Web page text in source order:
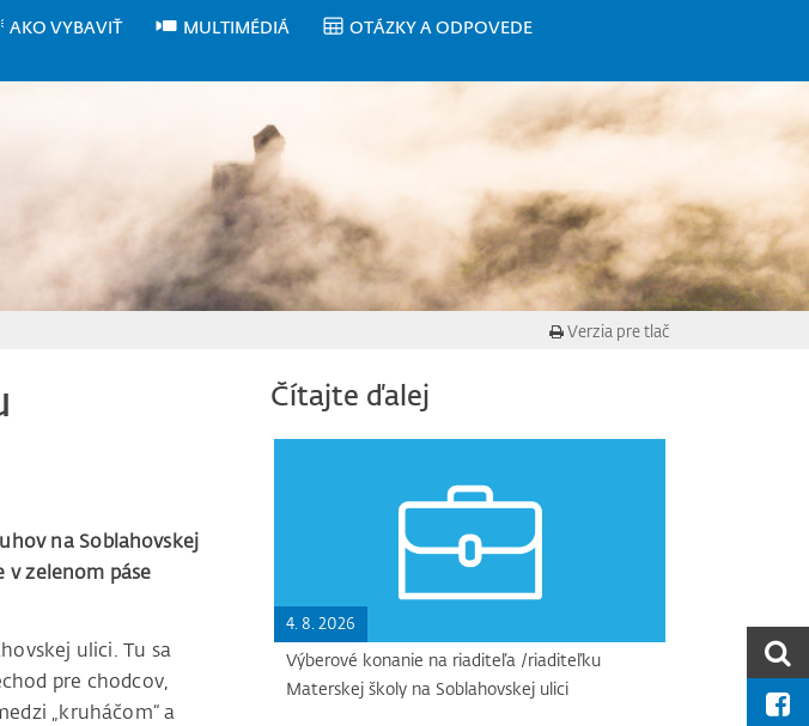
AKO VYBAVIŤ MULTIMÉDIÁ
OTÁZKY A ODPOVEDE
Verzia pre tlač
na Soblahovskej
v zelenom páse
ulici. Tu sa
pre chodcov,
„kruháčom“ a
Čítajte ďalej
4. 8. 2026
Výberové konanie na riaditeľa /riaditeľku
Materskej školy na Soblahovskej ulici